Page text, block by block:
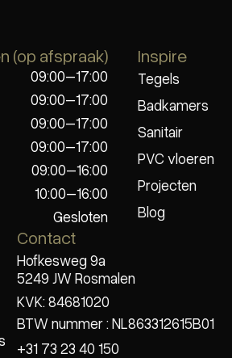
(op afspraak)
09:00–17:00
09:00–17:00
09:00–17:00
09:00–17:00
09:00–16:00
10:00–16:00
Gesloten
Inspire
Tegels
Badkamers
Sanitair
PVC vloeren
Projecten
Blog
Contact
Hofkesweg 9a
5249 JW Rosmalen
KVK: 84681020
BTW nummer : NL863312615B01
+31 73 23 40 150